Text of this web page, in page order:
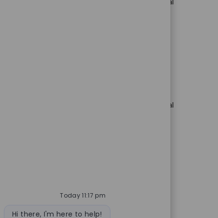
adoption in medical settings. Lead surgical
If you have clinical sales experience and a
technology.
adoption in medical settings. Lead surgical
If you have clinical sales experience and a
technology.
Today 11:17 pm
Bot message
Hi there, I'm here to help!